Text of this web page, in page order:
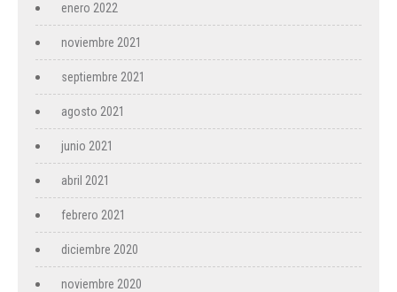
enero 2022
noviembre 2021
septiembre 2021
agosto 2021
junio 2021
abril 2021
febrero 2021
diciembre 2020
noviembre 2020